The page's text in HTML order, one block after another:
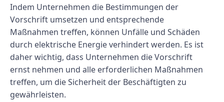
Indem Unternehmen die Bestimmungen der
Vorschrift umsetzen und entsprechende
Maßnahmen treffen, können Unfälle und Schäden
durch elektrische Energie verhindert werden. Es ist
daher wichtig, dass Unternehmen die Vorschrift
ernst nehmen und alle erforderlichen Maßnahmen
treffen, um die Sicherheit der Beschäftigten zu
gewährleisten.